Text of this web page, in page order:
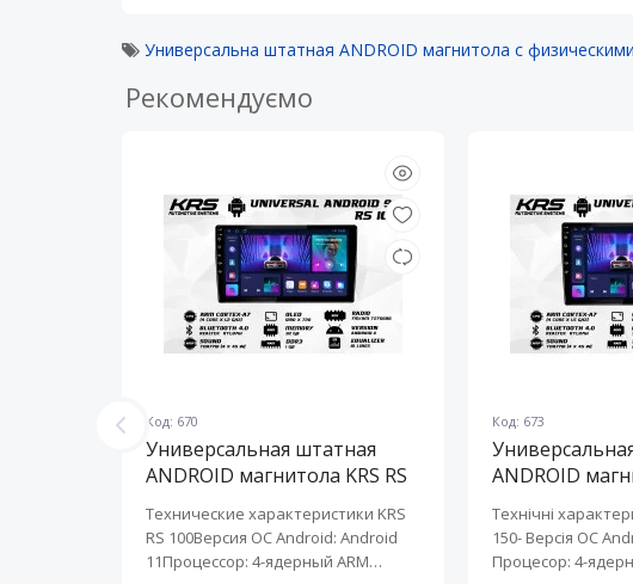
Универсальна штатная ANDROID магнитола с
Рекомендуємо
Код: 670
Универсальная штатная
ANDROID магнитола KRS RS
Технические характеристики KRS
RS 100Версия ОС Android: Android
11Процессор: 4-ядерный ARM
Код: 673
ANDROID
Технічні
150- Версія ОС
Процесор: 4-